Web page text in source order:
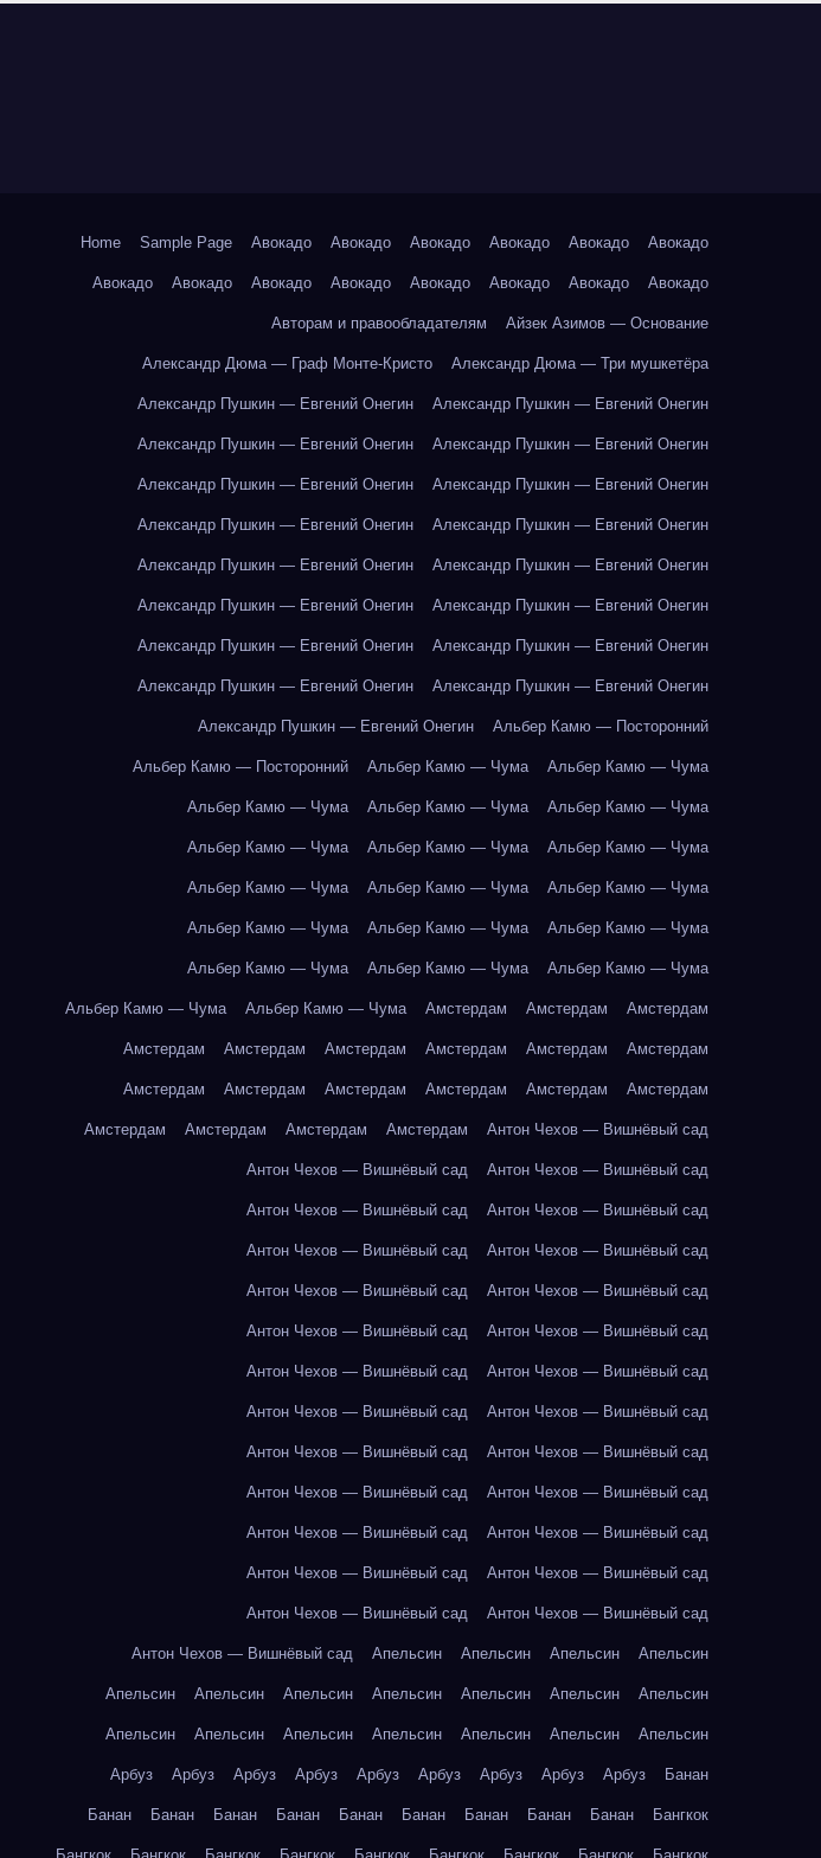
Home Sample Page Авокадо Авокадо Авокадо Авокадо Авокадо Авокадо
Авокадо Авокадо Авокадо Авокадо Авокадо Авокадо Авокадо Авокадо
Авторам и правообладателям Айзек Азимов — Основание
Александр Дюма — Граф Монте-Кристо Александр Дюма — Три мушкетёра
Александр Пушкин — Евгений Онегин Александр Пушкин — Евгений Онегин
Александр Пушкин — Евгений Онегин Александр Пушкин — Евгений Онегин
Александр Пушкин — Евгений Онегин Александр Пушкин — Евгений Онегин
Александр Пушкин — Евгений Онегин Александр Пушкин — Евгений Онегин
Александр Пушкин — Евгений Онегин Александр Пушкин — Евгений Онегин
Александр Пушкин — Евгений Онегин Александр Пушкин — Евгений Онегин
Александр Пушкин — Евгений Онегин Александр Пушкин — Евгений Онегин
Александр Пушкин — Евгений Онегин Александр Пушкин — Евгений Онегин
Александр Пушкин — Евгений Онегин Альбер Камю — Посторонний
Альбер Камю — Посторонний Альбер Камю — Чума Альбер Камю — Чума
Альбер Камю — Чума Альбер Камю — Чума Альбер Камю — Чума
Альбер Камю — Чума Альбер Камю — Чума Альбер Камю — Чума
Альбер Камю — Чума Альбер Камю — Чума Альбер Камю — Чума
Альбер Камю — Чума Альбер Камю — Чума Альбер Камю — Чума
Альбер Камю — Чума Альбер Камю — Чума Альбер Камю — Чума
Альбер Камю — Чума Альбер Камю — Чума Амстердам Амстердам Амстердам
Амстердам Амстердам Амстердам Амстердам Амстердам Амстердам
Амстердам Амстердам Амстердам Амстердам Амстердам Амстердам
Амстердам Амстердам Амстердам Амстердам Антон Чехов — Вишнёвый сад
Антон Чехов — Вишнёвый сад Антон Чехов — Вишнёвый сад
Антон Чехов — Вишнёвый сад Антон Чехов — Вишнёвый сад
Антон Чехов — Вишнёвый сад Антон Чехов — Вишнёвый сад
Антон Чехов — Вишнёвый сад Антон Чехов — Вишнёвый сад
Антон Чехов — Вишнёвый сад Антон Чехов — Вишнёвый сад
Антон Чехов — Вишнёвый сад Антон Чехов — Вишнёвый сад
Антон Чехов — Вишнёвый сад Антон Чехов — Вишнёвый сад
Антон Чехов — Вишнёвый сад Антон Чехов — Вишнёвый сад
Антон Чехов — Вишнёвый сад Антон Чехов — Вишнёвый сад
Антон Чехов — Вишнёвый сад Антон Чехов — Вишнёвый сад
Антон Чехов — Вишнёвый сад Антон Чехов — Вишнёвый сад
Антон Чехов — Вишнёвый сад Антон Чехов — Вишнёвый сад
Антон Чехов — Вишнёвый сад Апельсин Апельсин Апельсин Апельсин
Апельсин Апельсин Апельсин Апельсин Апельсин Апельсин Апельсин
Апельсин Апельсин Апельсин Апельсин Апельсин Апельсин Апельсин
Арбуз Арбуз Арбуз Арбуз Арбуз Арбуз Арбуз Арбуз Арбуз Банан
Банан Банан Банан Банан Банан Банан Банан Банан Банан Бангкок